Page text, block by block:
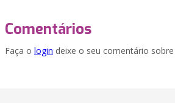
Comentários
Faça o login deixe o seu comentário